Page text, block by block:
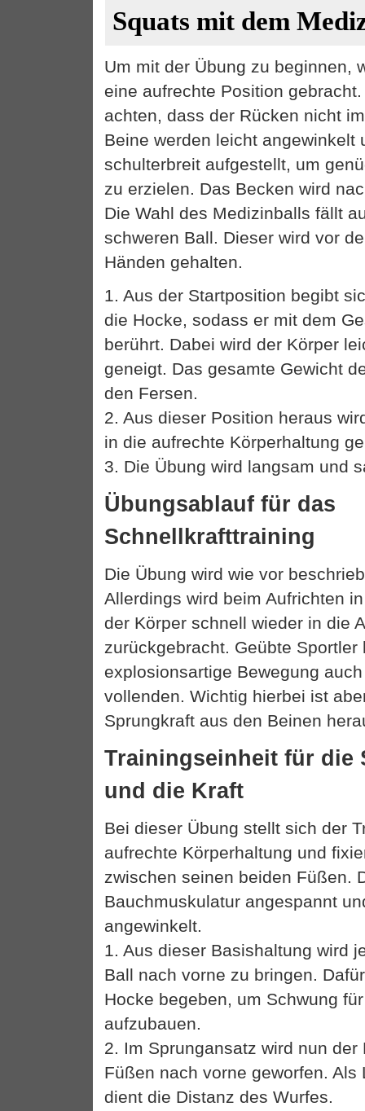
Squats mit dem
Um mit der Übung zu beginnen,
eine aufrechte Position
achten, dass der Rücken nicht
Beine werden leicht angewinkelt
schulterbreit aufgestellt, um
zu erzielen. Das Becken wird
Die Wahl des Medizinballs fällt
schweren Ball. Dieser wird vor
Händen gehalten.
1. Aus der Startposition begibt
die Hocke, sodass er mit dem
berührt. Dabei wird der Körper
geneigt. Das gesamte Gewicht
den Fersen.
2. Aus dieser Position heraus
in die aufrechte Körperhaltung
3. Die Übung wird langsam und
Übungsablauf für das
Schnellkrafttraining
Die Übung wird wie vor
Allerdings wird beim Aufrichten
der Körper schnell wieder in die
zurückgebracht. Geübte Sportler
explosionsartige Bewegung
vollenden. Wichtig hierbei ist
Sprungkraft aus den Beinen
Trainingseinheit für die
und die Kraft
Bei dieser Übung stellt sich der
aufrechte Körperhaltung und
zwischen seinen beiden Füßen.
Bauchmuskulatur angespannt
angewinkelt.
1. Aus dieser Basishaltung wird
Ball nach vorne zu bringen.
Hocke begeben, um Schwung
aufzubauen.
2. Im Sprungansatz wird nun
Füßen nach vorne geworfen. Als
dient die Distanz des Wurfes.